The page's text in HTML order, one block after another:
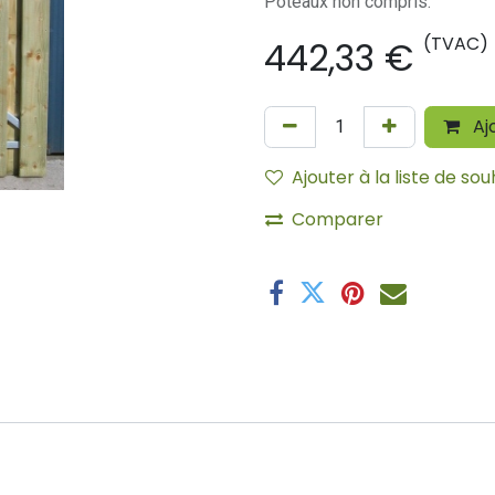
442,33 € (TVAC)
Ajouter à la liste de
Comparer